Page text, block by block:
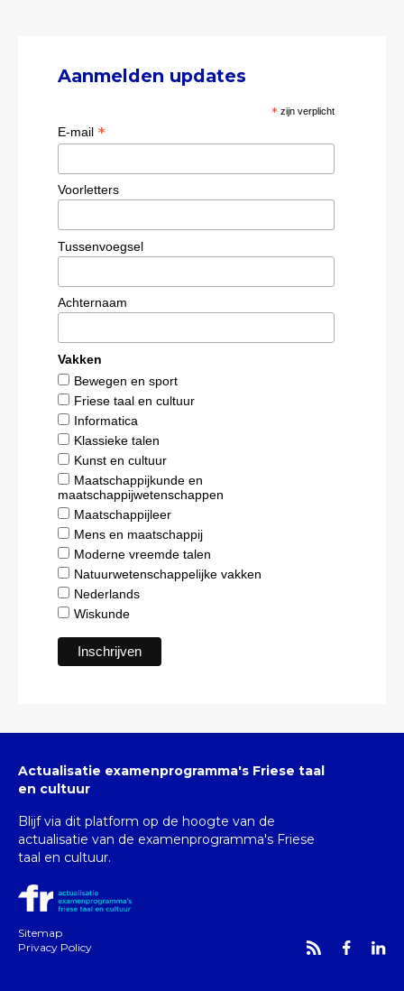
Aanmelden updates
* zijn verplicht
E-mail *
Voorletters
Tussenvoegsel
Achternaam
Vakken
Bewegen en sport
Friese taal en cultuur
Informatica
Klassieke talen
Kunst en cultuur
Maatschappijkunde en
maatschappijwetenschappen
Maatschappijleer
Mens en maatschappij
Moderne vreemde talen
Natuurwetenschappelijke vakken
Nederlands
Wiskunde
Actualisatie examenprogramma's Friese taal
en cultuur
Blijf via dit platform op de hoogte van de
actualisatie van de examenprogramma's Friese
taal en cultuur.
Sitemap
Privacy Policy